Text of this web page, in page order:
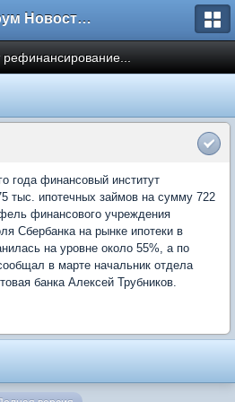
Форум Новостройки
рефинансирование...
года финансовый институт
тыс. ипотечных займов на сумму 722
финансового учреждения
Сбербанка на рынке ипотеки в
на уровне около 55%, а по
в марте начальник отдела
банка Алексей Трубников.